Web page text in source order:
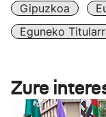
Gipuzkoa
Eguneko
Zure